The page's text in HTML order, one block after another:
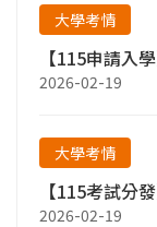
大學考情
【115申請入
2026-02-19
大學考情
【115考試分
2026-02-19